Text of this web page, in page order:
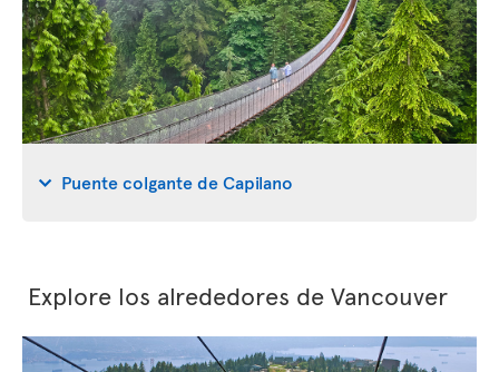
Puente colgante de Capilano
Explore los alrededores de Vancouver